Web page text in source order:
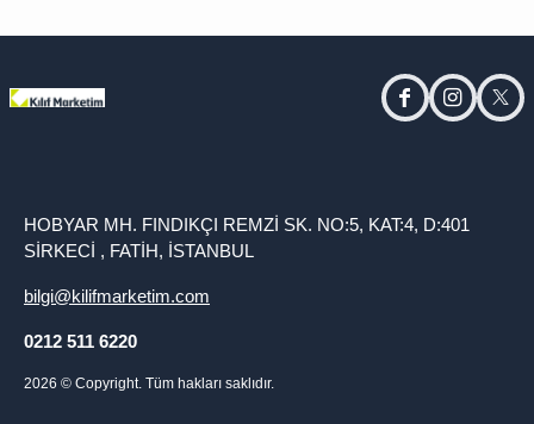
facebookinstagram
HOBYAR MH. FINDIKÇI REMZİ SK. NO:5, KAT:4, D:401
SİRKECİ , FATİH, İSTANBUL
bilgi@kilifmarketim.com
0212 511 6220
2026 © Copyright. Tüm hakları saklıdır.